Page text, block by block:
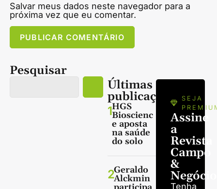
Salvar meus dados neste navegador para a
próxima vez que eu comentar.
Pesquisar
Últimas
publicações
1HGS
Bioscienc
e aposta
na saúde
do solo
2Geraldo
Alckmin
SEJA
Assine
a
Revista
Campo
&
Tenha